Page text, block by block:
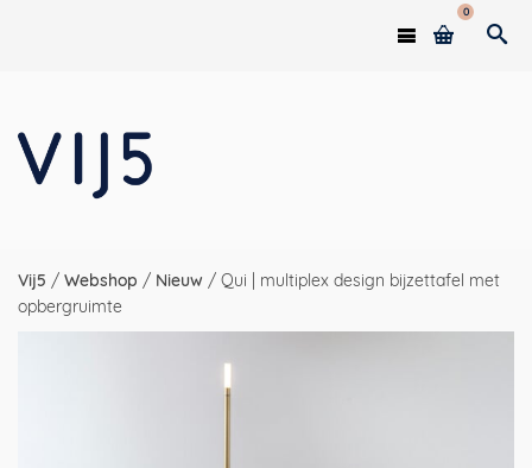
0
Vij5 / Webshop / Nieuw / Qui | multiplex design bijzettafel met
opbergruimte